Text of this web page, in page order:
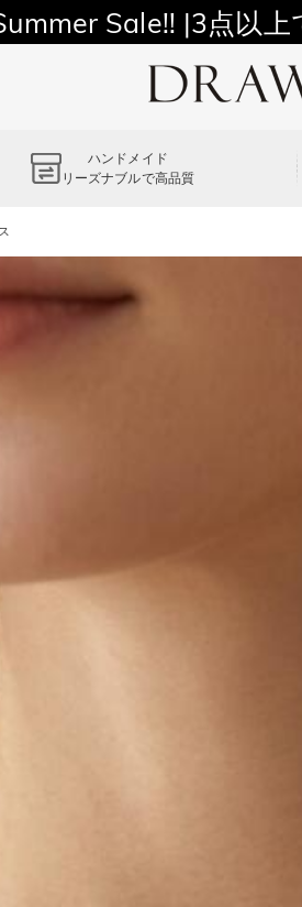
11,700円以上
Summer Sale!! |3点以
ハンドメイド
リーズナブルで高品質